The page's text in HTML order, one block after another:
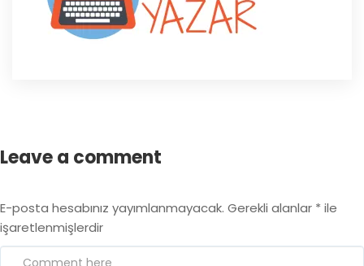
Leave a comment
E-posta hesabınız yayımlanmayacak. Gerekli alanlar * ile
işaretlenmişlerdir